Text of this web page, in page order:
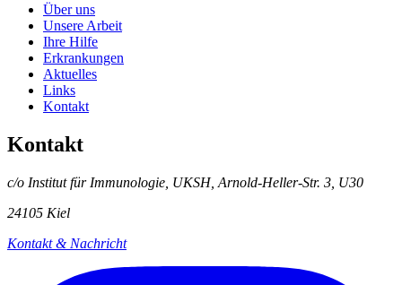
Über uns
Unsere Arbeit
Ihre Hilfe
Erkrankungen
Aktuelles
Links
Kontakt
Kontakt
c/o Institut für Immunologie, UKSH, Arnold-Heller-Str. 3, U30
24105 Kiel
Kontakt & Nachricht